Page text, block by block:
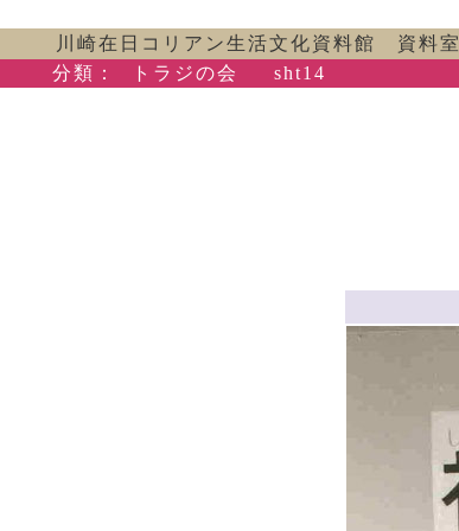
川崎在日コリアン生活文化資料館 資料室
分類：
トラジの会
sht14